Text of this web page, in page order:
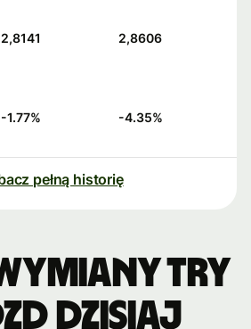
2,8141 2,8606
-1.77% -4.35%
pełną historię
TRY
dzisiaj